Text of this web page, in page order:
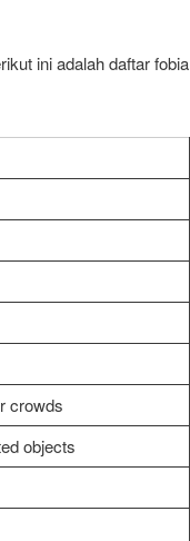
ini adalah daftar fobia
crowds
objects